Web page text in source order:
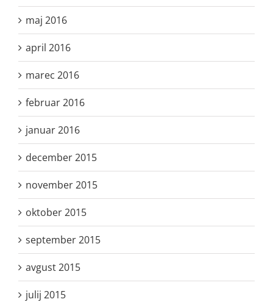
maj 2016
april 2016
marec 2016
februar 2016
januar 2016
december 2015
november 2015
oktober 2015
september 2015
avgust 2015
julij 2015